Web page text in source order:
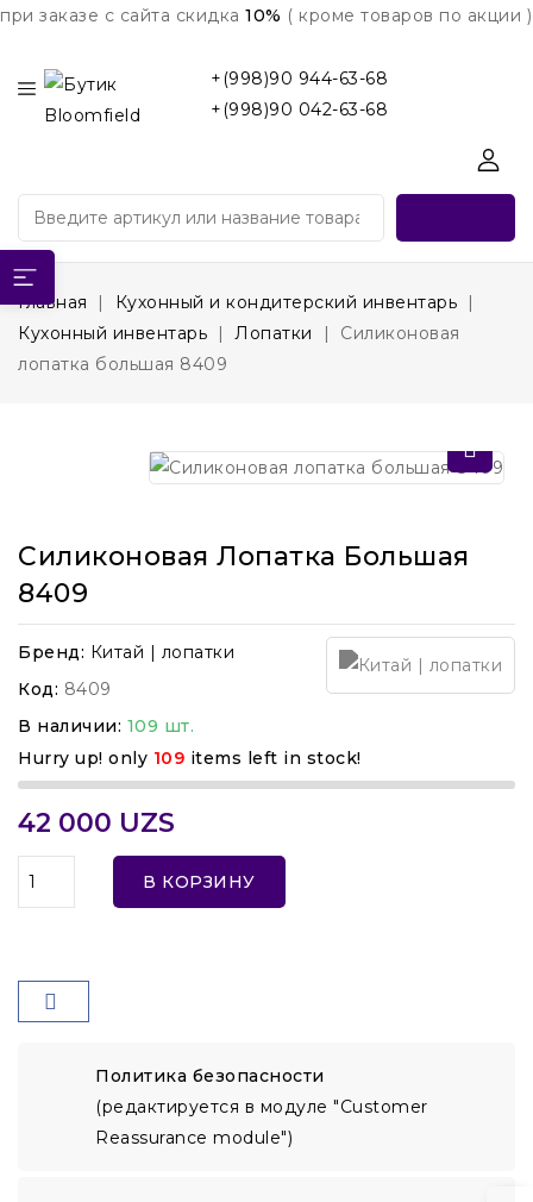
при заказе с сайта скидка 10% ( кроме товаров по акции )
+(998)90 944-63-68
+(998)90 042-63-68
Главная
Кухонный и кондитерский инвентарь
Кухонный инвентарь
Лопатки
Силиконовая
лопатка большая 8409
Силиконовая Лопатка Большая
8409
Бренд: Китай | лопатки
Код: 8409
В наличии: 109 шт.
Hurry up! only 109 items left in stock!
42 000 UZS
В КОРЗИНУ
Политика безопасности
(редактируется в модуле "Customer
Reassurance module")